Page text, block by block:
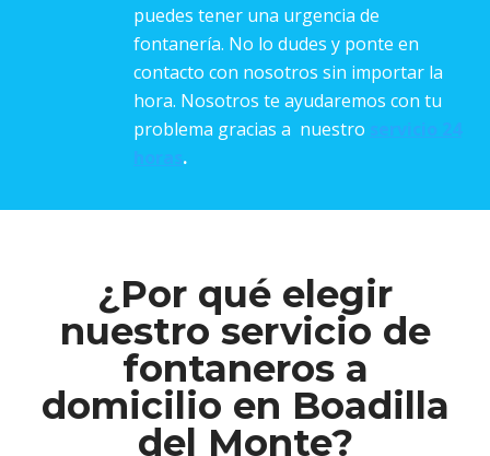
puedes tener una urgencia de
fontanería. No lo dudes y ponte en
contacto con nosotros sin importar la
hora. Nosotros te ayudaremos con tu
problema gracias a nuestro servicio 24
horas.
¿Por qué elegir
nuestro servicio de
fontaneros a
domicilio en Boadilla
del Monte?